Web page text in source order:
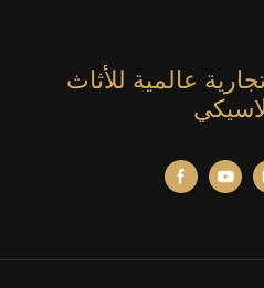
تجارية عالمية للأثاث